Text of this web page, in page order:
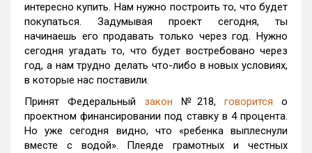
интересно купить. Нам нужно построить то, что будет
покупаться. Задумывая проект сегодня, ты
начинаешь его продавать только через год. Нужно
сегодня угадать то, что будет востребовано через
год, а нам трудно делать что-либо в новых условиях,
в которые нас поставили.
Принят Федеральный закон №218, говорится о
проектном финансировании под ставку в 4 процента.
Но уже сегодня видно, что «ребенка выплеснули
вместе с водой». Плеяде грамотных и честных